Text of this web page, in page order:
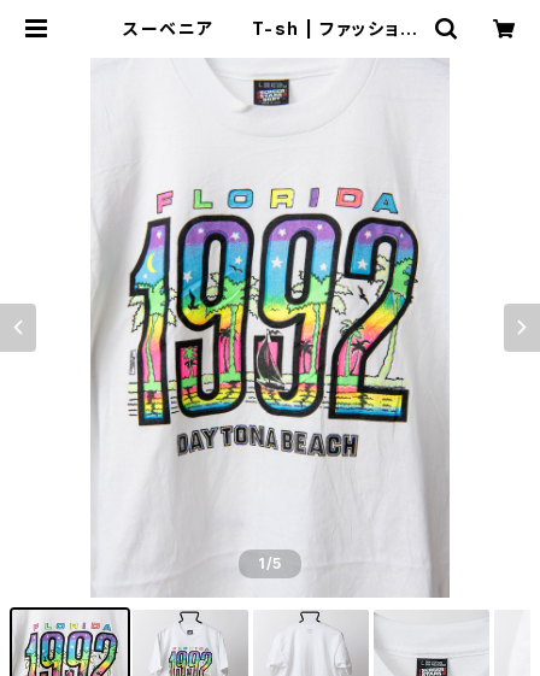
スーベニア T-sh | ファッション
1/5